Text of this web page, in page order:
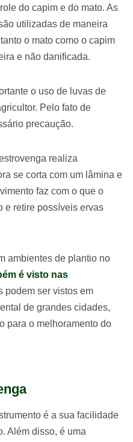
do capim e do mato. As
utilizadas de maneira
o mato como o capim
e não danificada.
o uso de luvas de
Pelo fato de
precaução.
realiza
se corta com um lâmina e
faz com o que o
e retire possíveis ervas
ambientes de plantio no
é visto nas
podem ser vistos em
de grandes cidades,
para o melhoramento do
é a sua facilidade
Além disso, é uma